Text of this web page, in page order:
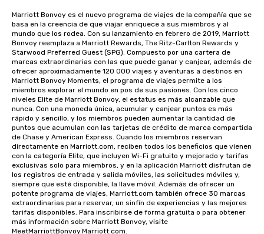
Marriott Bonvoy es el nuevo programa de viajes de la compañía que se
basa en la creencia de que viajar enriquece a sus miembros y al
mundo que los rodea. Con su lanzamiento en febrero de 2019, Marriott
Bonvoy reemplaza a Marriott Rewards, The Ritz-Carlton Rewards y
Starwood Preferred Guest (SPG). Compuesto por una cartera de
marcas extraordinarias con las que puede ganar y canjear, además de
ofrecer aproximadamente 120 000 viajes y aventuras a destinos en
Marriott Bonvoy Moments, el programa de viajes permite a los
miembros explorar el mundo en pos de sus pasiones. Con los cinco
niveles Elite de Marriott Bonvoy, el estatus es más alcanzable que
nunca. Con una moneda única, acumular y canjear puntos es más
rápido y sencillo, y los miembros pueden aumentar la cantidad de
puntos que acumulan con las tarjetas de crédito de marca compartida
de Chase y American Express. Cuando los miembros reservan
directamente en Marriott.com, reciben todos los beneficios que vienen
con la categoría Elite, que incluyen Wi-Fi gratuito y mejorado y tarifas
exclusivas solo para miembros, y en la aplicación Marriott disfrutan de
los registros de entrada y salida móviles, las solicitudes móviles y,
siempre que esté disponible, la llave móvil. Además de ofrecer un
potente programa de viajes, Marriott.com también ofrece 30 marcas
extraordinarias para reservar, un sinfín de experiencias y las mejores
tarifas disponibles. Para inscribirse de forma gratuita o para obtener
más información sobre Marriott Bonvoy, visite
MeetMarriottBonvoy.Marriott.com.